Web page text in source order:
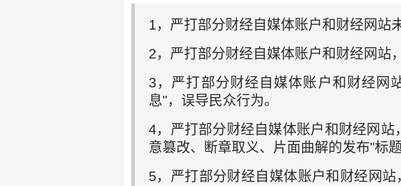
1，严打部分财经自媒体账户和财经网站
2，严打部分财经自媒体账户和财经网站
3，严打部分财经自媒体账户和财经网
息"，误导民众行为。
4，严打部分财经自媒体账户和财经网站
意篡改、断章取义、片面曲解的发布"标
5，严打部分财经自媒体账户和财经网